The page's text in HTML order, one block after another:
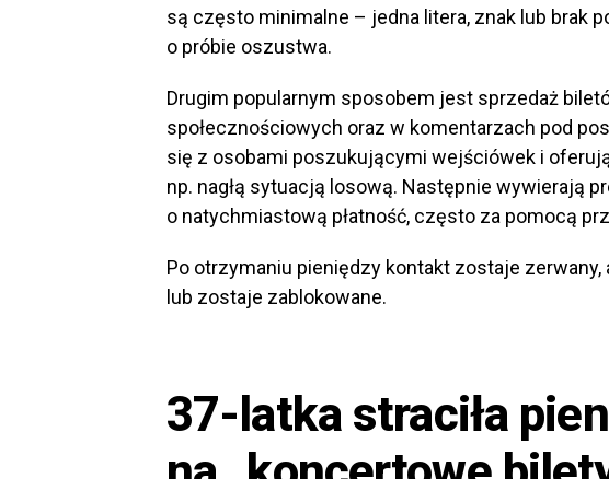
są często minimalne – jedna litera, znak lub brak
o próbie oszustwa.
Drugim popularnym sposobem jest sprzedaż
społecznościowych oraz w komentarzach pod
się z osobami poszukującymi wejściówek i
np. nagłą sytuacją losową. Następnie wywierają
o natychmiastową płatność, często za pomocą
Po otrzymaniu pieniędzy kontakt zostaje
lub zostaje zablokowane.
37-latka straciła